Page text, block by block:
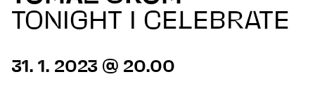
TONIGHT I CELEBRATE
31. 1. 2023 @ 20.00